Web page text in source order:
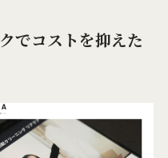
でコストを抑えた